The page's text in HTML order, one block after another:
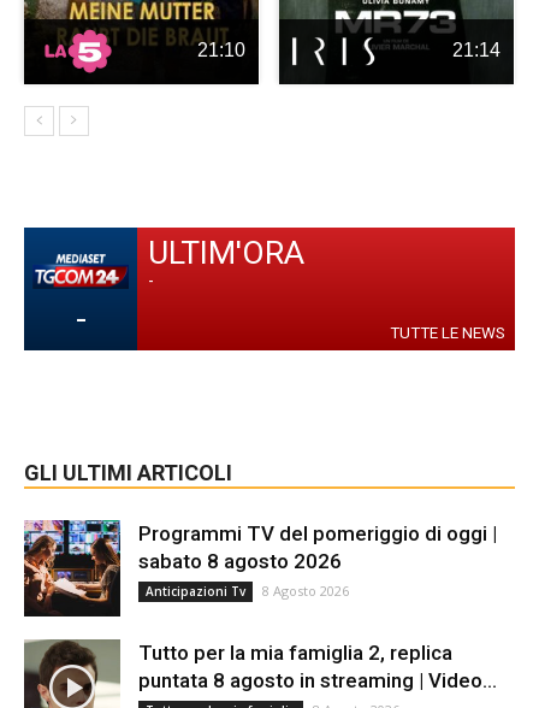
21:10 21:14
-
ULTIM'ORA
-
TUTTE LE NEWS
GLI ULTIMI ARTICOLI
Programmi TV del pomeriggio di oggi |
sabato 8 agosto 2026
Anticipazioni Tv 8 Agosto 2026
Tutto per la mia famiglia 2, replica
puntata 8 agosto in streaming | Video...